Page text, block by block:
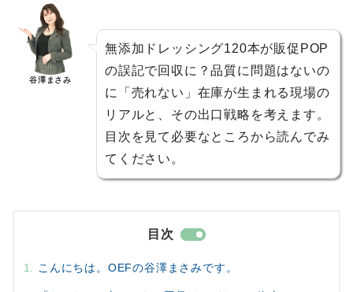
谷澤まさみ
無添加ドレッシング120本が販促POP
の誤記で回収に？品質に問題はないの
に「売れない」在庫が生まれる現場の
リアルと、その出口戦略を考えます。
目次を見て必要なところから読んでみ
てください。
目次
こんにちは。OEFの谷澤まさみです。